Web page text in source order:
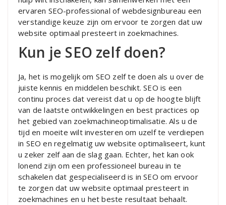
ervaren SEO-professional of webdesignbureau een
verstandige keuze zijn om ervoor te zorgen dat uw
website optimaal presteert in zoekmachines.
Kun je SEO zelf doen?
Ja, het is mogelijk om SEO zelf te doen als u over de
juiste kennis en middelen beschikt. SEO is een
continu proces dat vereist dat u op de hoogte blijft
van de laatste ontwikkelingen en best practices op
het gebied van zoekmachineoptimalisatie. Als u de
tijd en moeite wilt investeren om uzelf te verdiepen
in SEO en regelmatig uw website optimaliseert, kunt
u zeker zelf aan de slag gaan. Echter, het kan ook
lonend zijn om een professioneel bureau in te
schakelen dat gespecialiseerd is in SEO om ervoor
te zorgen dat uw website optimaal presteert in
zoekmachines en u het beste resultaat behaalt.